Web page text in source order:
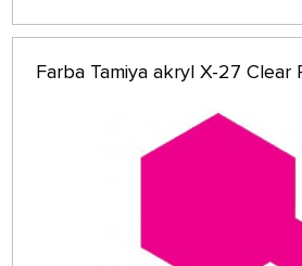
Farba Tamiya akryl X-27 Clear